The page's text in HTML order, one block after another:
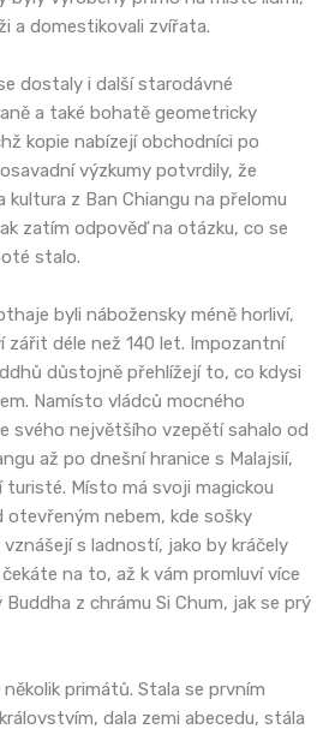
a domestikovali zvířata.
dostaly i další starodávné
a také bohatě geometricky
kopie nabízejí obchodníci po
výzkumy potvrdily, že
kultura z Ban Chiangu na přelomu
zatím odpověď na otázku, co se
stalo.
byli nábožensky méně horliví,
zářit déle než 140 let. Impozantní
důstojně přehlížejí to, co kdysi
Namísto vládců mocného
svého největšího vzepětí sahalo od
až po dnešní hranice s Malajsií,
turisté. Místo má svoji magickou
otevřeným nebem, kde sošky
s ladností, jako by kráčely
na to, až k vám promluví více
z chrámu Si Chum, jak se prý
primátů. Stala se prvním
dala zemi abecedu, stála